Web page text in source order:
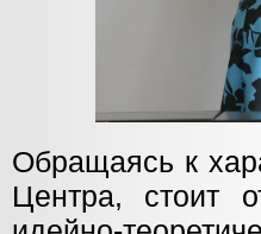
Обращаясь к
Центра, стоит